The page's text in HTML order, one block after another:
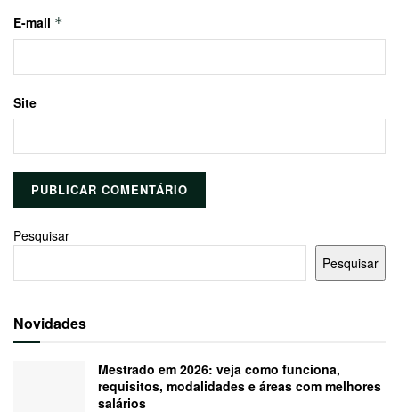
E-mail *
Site
Pesquisar
Pesquisar
Novidades
Mestrado em 2026: veja como funciona,
requisitos, modalidades e áreas com melhores
salários